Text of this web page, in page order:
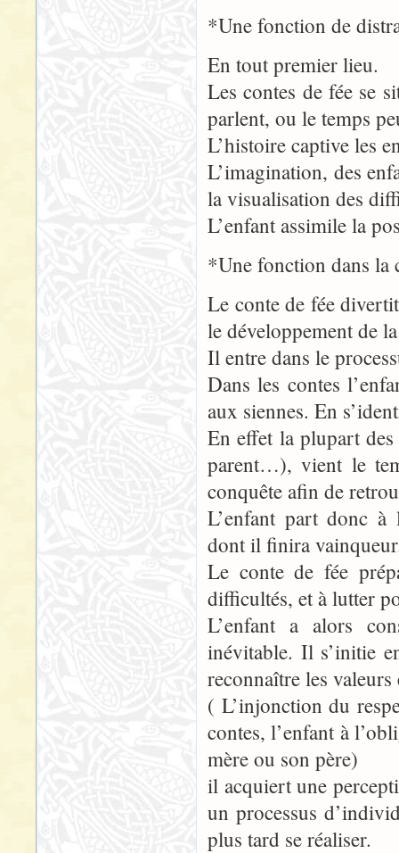
*Une fonction de
En tout premier lieu.
Les contes de fée se
parlent, ou le temps
L’histoire captive les
L’imagination, des
la visualisation des
L’enfant assimile la
*Une fonction dans la
Le conte de fée
le développement de
Il entre dans le
Dans les contes
aux siennes. En
En effet la plupart
parent…), vient le
conquête afin de
L’enfant part donc à
dont il finira
Le conte de fée
difficultés, et à lutter
L’enfant a alors
inévitable. Il s’initie
reconnaître les
( L’injonction du
contes, l’enfant à
mère ou son père)
il acquiert une
un processus
plus tard se réaliser.